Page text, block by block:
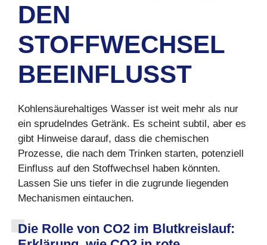
DEN
STOFFWECHSEL
BEEINFLUSST
Kohlensäurehaltiges Wasser ist weit mehr als nur
ein sprudelndes Getränk. Es scheint subtil, aber es
gibt Hinweise darauf, dass die chemischen
Prozesse, die nach dem Trinken starten, potenziell
Einfluss auf den Stoffwechsel haben könnten.
Lassen Sie uns tiefer in die zugrunde liegenden
Mechanismen eintauchen.
Die Rolle von CO2 im Blutkreislauf: